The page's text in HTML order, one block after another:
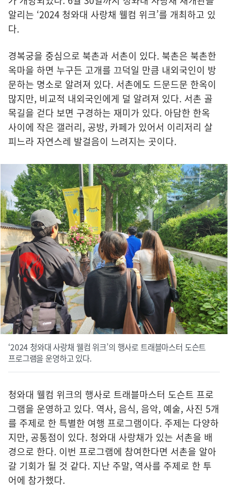
알리는 ‘2024 청와대 사랑채 웰컴 위크’를 개최하고 있
다.
경복궁을 중심으로 북촌과 서촌이 있다. 북촌은 북촌한
옥마을 하면 누구든 고개를 끄덕일 만큼 내외국인이 방
문하는 명소로 알려져 있다. 서촌에도 드문드문 한옥이
많지만, 비교적 내외국인에게 덜 알려져 있다. 서촌 골
목길을 걷다 보면 구경하는 재미가 있다. 아담한 한옥
사이에 작은 갤러리, 공방, 카페가 있어서 이리저리 살
피느라 자연스레 발걸음이 느려지는 곳이다.
‘2024 청와대 사랑채 웰컴 위크’의 행사로 트래블마스터 도슨트
프로그램을 운영하고 있다.
청와대 웰컴 위크의 행사로 트래블마스터 도슨트 프로
그램을 운영하고 있다. 역사, 음식, 음악, 예술, 사진 5개
를 주제로 한 특별한 여행 프로그램이다. 주제는 다양하
지만, 공통점이 있다. 청와대 사랑채가 있는 서촌을 배
경으로 한다. 이번 프로그램에 참여한다면 서촌을 알아
갈 기회가 될 것 같다. 지난 주말, 역사를 주제로 한 투
어에 참가했다.